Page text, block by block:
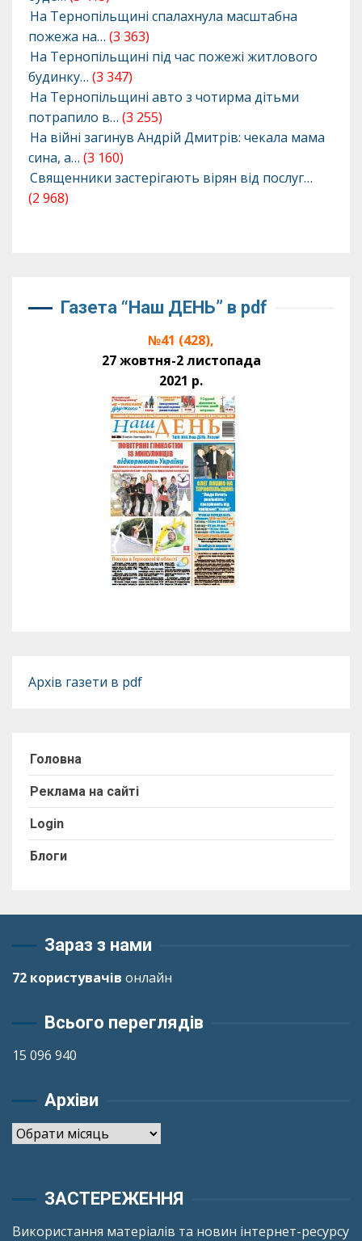
На Тернопільщині спалахнула масштабна
пожежа на… (3 363)
На Тернопільщині під час пожежі житлового
будинку… (3 347)
На Тернопільщині авто з чотирма дітьми
потрапило в… (3 255)
На війні загинув Андрій Дмитрів: чекала мама
сина, а… (3 160)
Священники застерігають вірян від послуг…
(2 968)
Газета “Наш ДЕНЬ” в pdf
№41 (428),
27 жовтня-2 листопада
2021 р.
Архів газети в pdf
Головна
Реклама на сайті
Login
Блоги
Зараз з нами
72 користувачів онлайн
Всього переглядів
15 096 940
Архіви
Архіви
ЗАСТЕРЕЖЕННЯ
Використання матеріалів та новин інтернет-ресурсу